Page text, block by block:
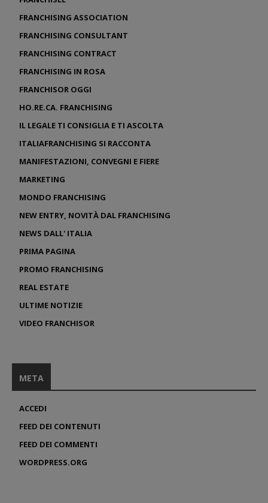
FRANCHISING ASSOCIATION
FRANCHISING CONSULTANT
FRANCHISING CONTRACT
FRANCHISING IN ROSA
FRANCHISOR OGGI
HO.RE.CA. FRANCHISING
IL LEGALE TI CONSIGLIA E TI ASCOLTA
ITALIAFRANCHISING SI RACCONTA
MANIFESTAZIONI, CONVEGNI E FIERE
MARKETING
MONDO FRANCHISING
NEW ENTRY, NOVITÀ DAL FRANCHISING
NEWS DALL' ITALIA
PRIMA PAGINA
PROMO FRANCHISING
REAL ESTATE
ULTIME NOTIZIE
VIDEO FRANCHISOR
META
ACCEDI
FEED DEI CONTENUTI
FEED DEI COMMENTI
WORDPRESS.ORG